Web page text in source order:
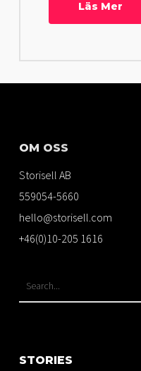
Läs Mer
OM OSS
Storisell AB
559054-5660
hello@storisell.com
+46(0)10-205 1616
STORIES